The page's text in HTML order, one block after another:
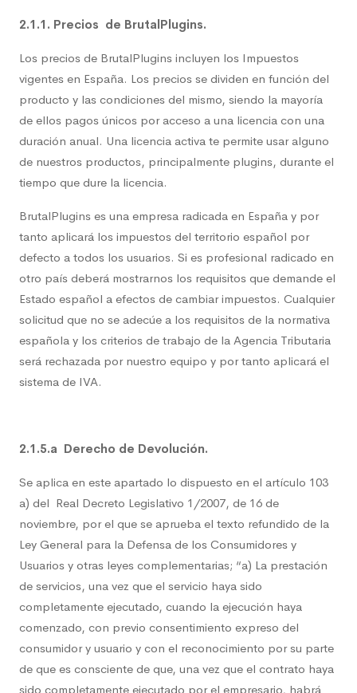
2.1.1. Precios de BrutalPlugins.
Los precios de BrutalPlugins incluyen los Impuestos
vigentes en España. Los precios se dividen en función del
producto y las condiciones del mismo, siendo la mayoría
de ellos pagos únicos por acceso a una licencia con una
duración anual. Una licencia activa te permite usar alguno
de nuestros productos, principalmente plugins, durante el
tiempo que dure la licencia.
BrutalPlugins es una empresa radicada en España y por
tanto aplicará los impuestos del territorio español por
defecto a todos los usuarios. Si es profesional radicado en
otro país deberá mostrarnos los requisitos que demande el
Estado español a efectos de cambiar impuestos. Cualquier
solicitud que no se adecúe a los requisitos de la normativa
española y los criterios de trabajo de la Agencia Tributaria
será rechazada por nuestro equipo y por tanto aplicará el
sistema de IVA.
2.1.5.a Derecho de Devolución.
Se aplica en este apartado lo dispuesto en el artículo 103
a) del Real Decreto Legislativo 1/2007, de 16 de
noviembre, por el que se aprueba el texto refundido de la
Ley General para la Defensa de los Consumidores y
Usuarios y otras leyes complementarias; “a) La prestación
de servicios, una vez que el servicio haya sido
completamente ejecutado, cuando la ejecución haya
comenzado, con previo consentimiento expreso del
consumidor y usuario y con el reconocimiento por su parte
de que es consciente de que, una vez que el contrato haya
sido completamente ejecutado por el empresario, habrá